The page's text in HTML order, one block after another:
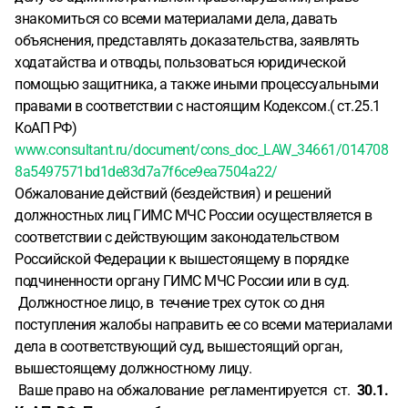
знакомиться со всеми материалами дела, давать
объяснения, представлять доказательства, заявлять
ходатайства и отводы, пользоваться юридической
помощью защитника, а также иными процессуальными
правами в соответствии с настоящим Кодексом.( ст.25.1
КоАП РФ)
www.consultant.ru/document/cons_doc_LAW_34661/014708
8a5497571bd1de83d7a7f6ce9ea7504a22/
Обжалование действий (бездействия) и решений
должностных лиц ГИМС МЧС России осуществляется в
соответствии с действующим законодательством
Российской Федерации к вышестоящему в порядке
подчиненности органу ГИМС МЧС России или в суд.
Должностное лицо, в течение трех суток со дня
поступления жалобы направить ее со всеми материалами
дела в соответствующий суд, вышестоящий орган,
вышестоящему должностному лицу.
Ваше право на обжалование регламентируется ст. 30.1.